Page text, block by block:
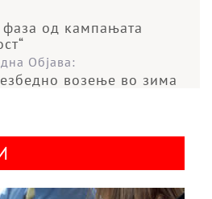
од кампањата
Објава:
возење во зима